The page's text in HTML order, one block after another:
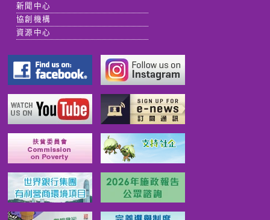
新聞中心
協創機構
資源中心